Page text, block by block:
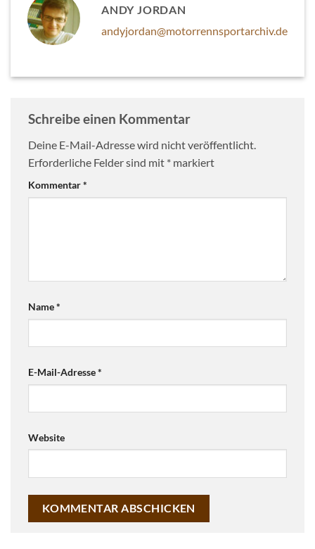
ANDY JORDAN
andyjordan@motorrennsportarchiv.de
Schreibe einen Kommentar
Deine E-Mail-Adresse wird nicht veröffentlicht.
Erforderliche Felder sind mit * markiert
Kommentar*
Name*
E-Mail-Adresse*
Website